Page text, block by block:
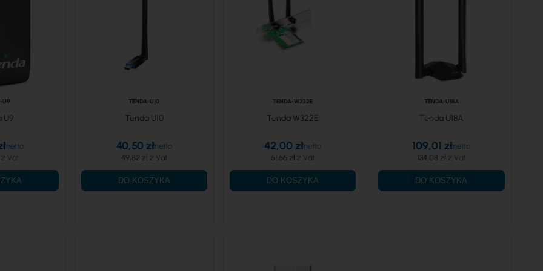
U9
U9
TENDA-U10
Tenda U10
49,82 zł
40,50 zł
DO KOSZYKA
TENDA-W322E
Tenda W322E
51,66 zł
42,00 zł
DO KOSZYKA
TENDA-U18A
Tenda U18A
134,08 zł
109,01 zł
DO KOSZYKA